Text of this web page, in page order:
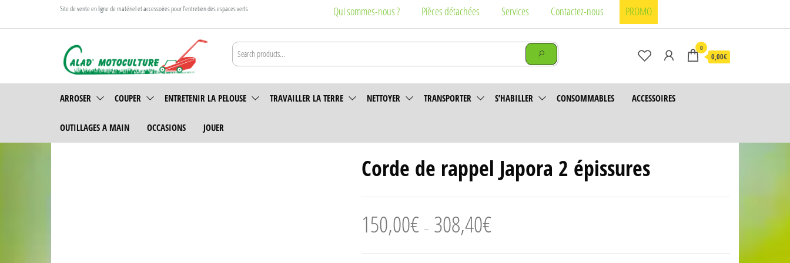
Site de vente en ligne de matériel et accessoires pour l’entretien des espaces verts Qui sommes-nous ? Pièces détachées Services Contactez-nous PROMO
Calad
Motoculture
Villefranche-
sur-Saône
Matériel et
accessoires pour
tondeuse,
tronçonneuse,
0
0,00€
ARROSER COUPER ENTRETENIR LA PELOUSE TRAVAILLER LA TERRE NETTOYER TRANSPORTER S’HABILLER CONSOMMABLES ACCESSOIRES
OUTILLAGES A MAIN OCCASIONS JOUER
Corde de rappel Japora 2 épissures
150,00€ – 308,40€